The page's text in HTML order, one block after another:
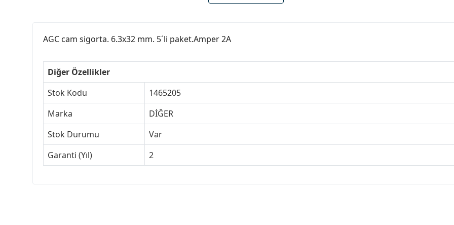
AGC cam sigorta. 6.3x32 mm. 5´li paket.Amper 2A
Diğer Özellikler
Stok Kodu
1465205
Marka
DİĞER
Stok Durumu
Var
Garanti (Yıl)
2